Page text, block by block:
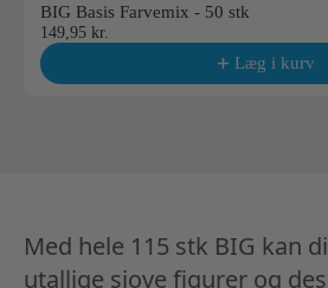
BIG Basis Farvemix - 50 stk
149,95 kr.
Læg i kurv
Med hele 115 stk BIG kan
utallige sjove figurer og